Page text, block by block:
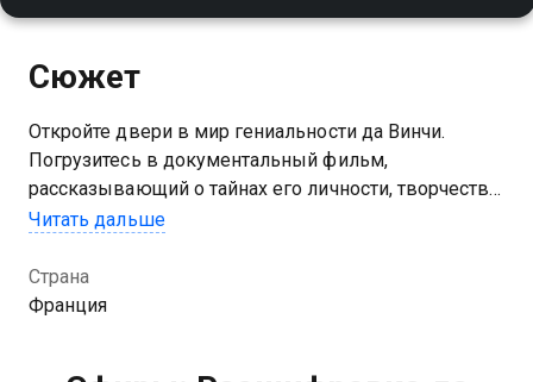
Сюжет
Откройте двери в мир гениальности да Винчи.
Погрузитесь в документальный фильм,
рассказывающий о тайнах его личности, творчестве
и удивительной жизни. Раскройте завесу над
влияние на искусство и науку
Читать дальше
Страна
Франция